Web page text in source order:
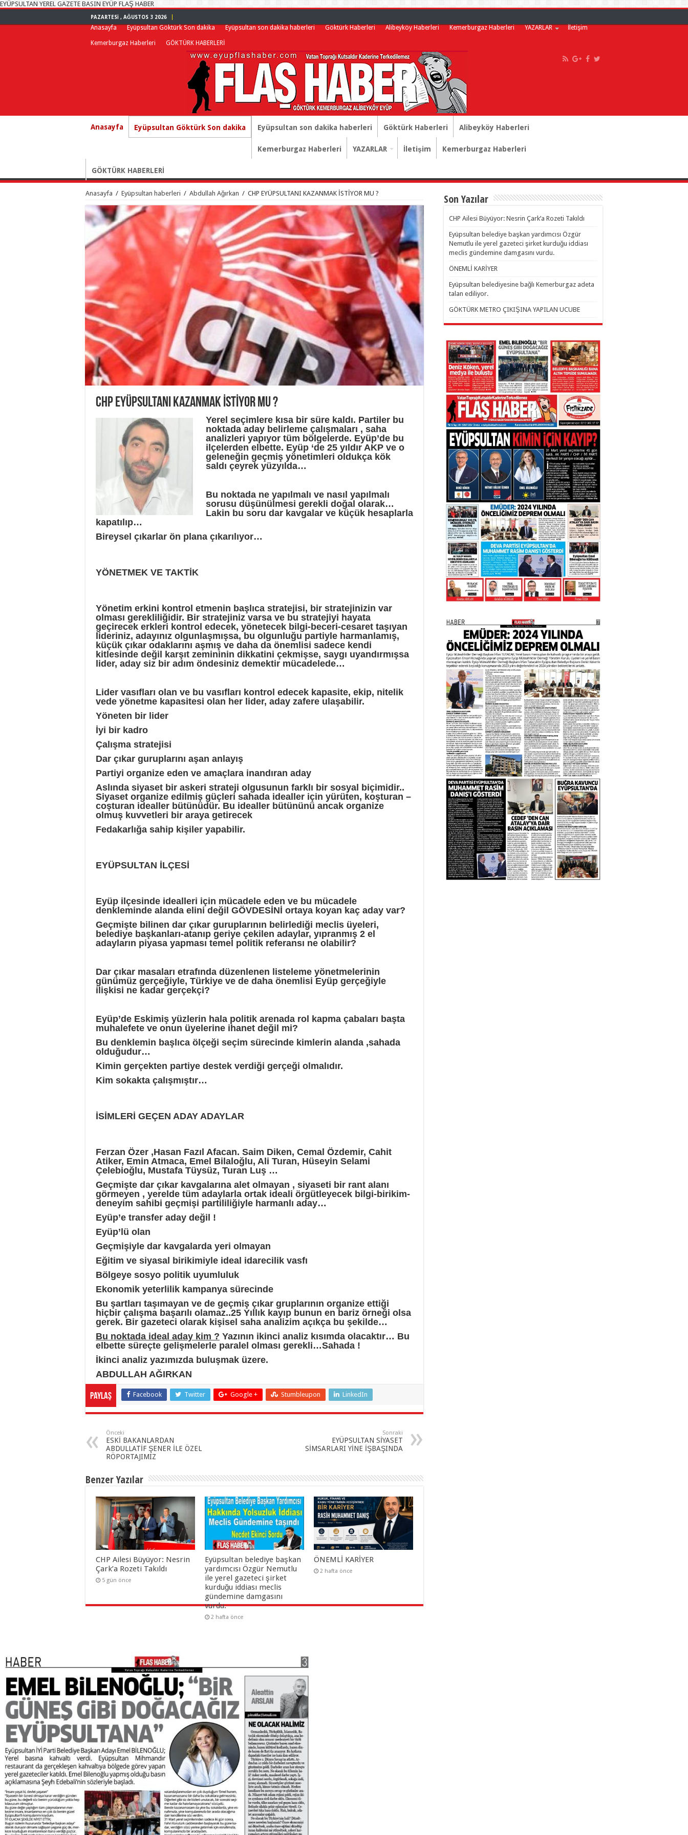
EYÜPSULTAN YEREL GAZETE BASIN EYÜP FLAŞ HABER
PAZARTESI , AĞUSTOS 3 2026
Anasayfa Eyüpsultan Göktürk Son dakika Eyüpsultan son dakika haberleri Göktürk Haberleri Alibeyköy Haberleri Kemerburgaz Haberleri YAZARLAR İletişim
Kemerburgaz Haberleri GÖKTÜRK HABERLERİ
Anasayfa Eyüpsultan Göktürk Son dakika Eyüpsultan son dakika haberleri Göktürk Haberleri Alibeyköy Haberleri
Kemerburgaz Haberleri YAZARLAR İletişim Kemerburgaz Haberleri
GÖKTÜRK HABERLERİ
Anasayfa / Eyüpsultan haberleri / Abdullah Ağırkan / CHP EYÜPSULTANI KAZANMAK İSTİYOR MU ?
CHP EYÜPSULTANI KAZANMAK İSTİYOR MU ?
Yerel seçimlere kısa bir süre kaldı. Partiler bu
noktada aday belirleme çalışmaları , saha
analizleri yapıyor tüm bölgelerde. Eyüp’de bu
ilçelerden elbette. Eyüp ‘de 25 yıldır AKP ve o
geleneğin geçmiş yönetimleri oldukça kök
saldı çeyrek yüzyılda…
Bu noktada ne yapılmalı ve nasıl yapılmalı
sorusu düşünülmesi gerekli doğal olarak…
Lakin bu soru dar kavgalar ve küçük hesaplarla
kapatılıp…
Bireysel çıkarlar ön plana çıkarılıyor…
YÖNETMEK VE TAKTİK
Yönetim erkini kontrol etmenin başlıca stratejisi, bir stratejinizin var
olması gerekliliğidir. Bir stratejiniz varsa ve bu stratejiyi hayata
geçirecek erkleri kontrol edecek, yönetecek bilgi-beceri-cesaret taşıyan
lideriniz, adayınız olgunlaşmışsa, bu olgunluğu partiyle harmanlamış,
küçük çıkar odaklarını aşmış ve daha da önemlisi sadece kendi
kitlesinde değil karşıt zemininin dikkatini çekmişse, saygı uyandırmışsa
lider, aday siz bir adım öndesiniz demektir mücadelede…
Lider vasıfları olan ve bu vasıfları kontrol edecek kapasite, ekip, nitelik
vede yönetme kapasitesi olan her lider, aday zafere ulaşabilir.
Yöneten bir lider
İyi bir kadro
Çalışma stratejisi
Dar çıkar guruplarını aşan anlayış
Partiyi organize eden ve amaçlara inandıran aday
Aslında siyaset bir askeri strateji olgusunun farklı bir sosyal biçimidir..
Siyaset organize edilmiş güçleri sahada idealler için yürüten, koşturan –
coşturan idealler bütünüdür. Bu idealler bütününü ancak organize
olmuş kuvvetleri bir araya getirecek
Fedakarlığa sahip kişiler yapabilir.
EYÜPSULTAN İLÇESİ
Eyüp ilçesinde idealleri için mücadele eden ve bu mücadele
denkleminde alanda elini değil GÖVDESİNİ ortaya koyan kaç aday var?
Geçmişte bilinen dar çıkar guruplarının belirlediği meclis üyeleri,
belediye başkanları-atanıp geriye çekilen adaylar, yıpranmış 2 el
adayların piyasa yapması temel politik referansı ne olabilir?
Dar çıkar masaları etrafında düzenlenen listeleme yönetmelerinin
günümüz gerçeğiyle, Türkiye ve de daha önemlisi Eyüp gerçeğiyle
ilişkisi ne kadar gerçekçi?
Eyüp’de Eskimiş yüzlerin hala politik arenada rol kapma çabaları başta
muhalefete ve onun üyelerine ihanet değil mi?
Bu denklemin başlıca ölçeği seçim sürecinde kimlerin alanda ,sahada
olduğudur…
Kimin gerçekten partiye destek verdiği gerçeği olmalıdır.
Kim sokakta çalışmıştır…
İSİMLERİ GEÇEN ADAY ADAYLAR
Ferzan Özer ,Hasan Fazıl Afacan. Saim Diken, Cemal Özdemir, Cahit
Atiker, Emin Atmaca, Emel Bilaloğlu, Ali Turan, Hüseyin Selami
Çelebioğlu, Mustafa Tüysüz, Turan Luş …
Geçmişte dar çıkar kavgalarına alet olmayan , siyaseti bir rant alanı
görmeyen , yerelde tüm adaylarla ortak ideali örgütleyecek bilgi-birikim-
deneyim sahibi geçmişi partililiğiyle harmanlı aday…
Eyüp’e transfer aday değil !
Eyüp’lü olan
Geçmişiyle dar kavgalarda yeri olmayan
Eğitim ve siyasal birikimiyle ideal idarecilik vasfı
Bölgeye sosyo politik uyumluluk
Ekonomik yeterlilik kampanya sürecinde
Bu şartları taşımayan ve de geçmiş çıkar gruplarının organize ettiği
hiçbir çalışma başarılı olamaz..25 Yıllık kayıp bunun en bariz örneği olsa
gerek. Bir gazeteci olarak kişisel saha analizim açıkça bu şekilde…
Bu noktada ideal aday kim ? Yazının ikinci analiz kısımda olacaktır… Bu
elbette süreçte gelişmelerle paralel olması gerekli…Sahada !
İkinci analiz yazımızda buluşmak üzere.
ABDULLAH AĞIRKAN
Paylaş Facebook Twitter Google + Stumbleupon LinkedIn
Önceki
ESKİ BAKANLARDAN
ABDULLATİF ŞENER İLE ÖZEL
RÖPORTAJIMIZ
Sonraki
EYÜPSULTAN SİYASET
SİMSARLARI YİNE İŞBAŞINDA
Benzer Yazılar
CHP Ailesi Büyüyor: Nesrin
Çark’a Rozeti Takıldı
5 gün önce
Eyüpsultan belediye başkan
yardımcısı Özgür Nemutlu
ile yerel gazeteci şirket
kurduğu iddiası meclis
gündemine damgasını
vurdu.
2 hafta önce
ÖNEMLİ KARİYER
2 hafta önce
Son Yazılar
CHP Ailesi Büyüyor: Nesrin Çark’a Rozeti Takıldı
Eyüpsultan belediye başkan yardımcısı Özgür
Nemutlu ile yerel gazeteci şirket kurduğu iddiası
meclis gündemine damgasını vurdu.
ÖNEMLİ KARİYER
Eyüpsultan belediyesine bağlı Kemerburgaz adeta
talan ediliyor.
GÖKTÜRK METRO ÇIKIŞINA YAPILAN UCUBE